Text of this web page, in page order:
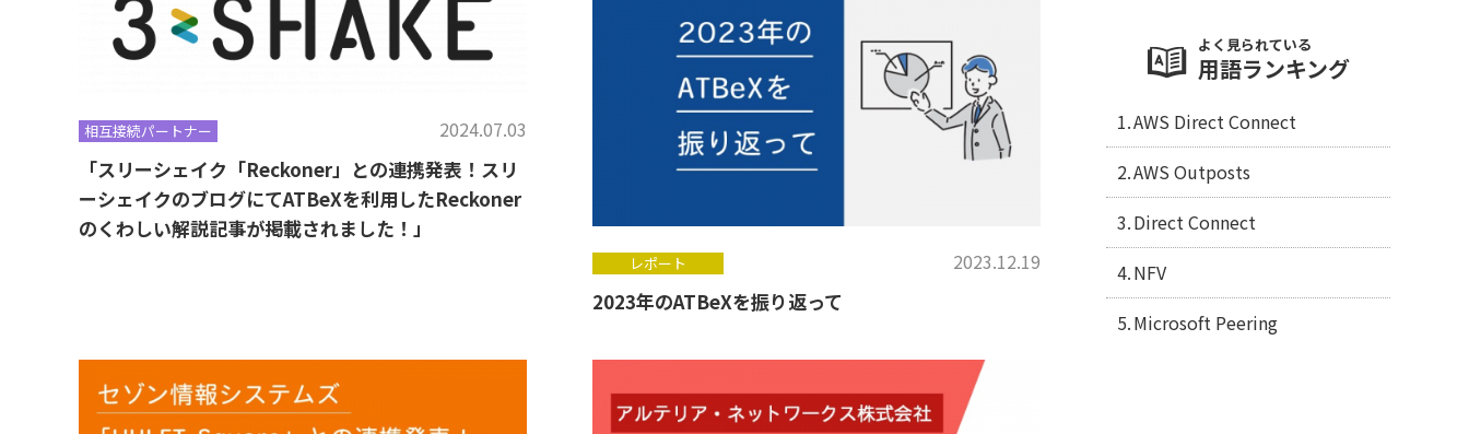
相互接続パートナー 2024.07.03
「スリーシェイク「Reckoner」との連携発表！スリ
ーシェイクのブログにてATBeXを利用したReckoner
のくわしい解説記事が掲載されました！」
レポート 2023.12.19
2023年のATBeXを振り返って
よく見られている
用語ランキング
AWS Direct Connect
AWS Outposts
Direct Connect
NFV
Microsoft Peering